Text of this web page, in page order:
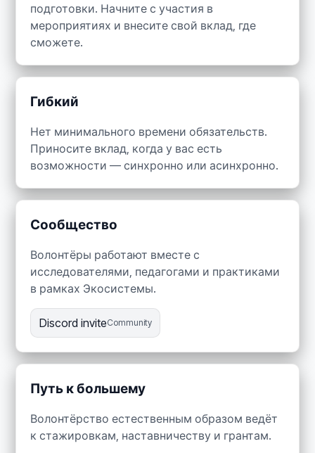
подготовки. Начните с участия в
мероприятиях и внесите свой вклад, где
сможете.
Гибкий
Нет минимального времени обязательств.
Приносите вклад, когда у вас есть
возможности — синхронно или асинхронно.
Сообщество
Волонтёры работают вместе с
исследователями, педагогами и практиками
в рамках Экосистемы.
Discord inviteCommunity
Путь к большему
Волонтёрство естественным образом ведёт
к стажировкам, наставничеству и грантам.